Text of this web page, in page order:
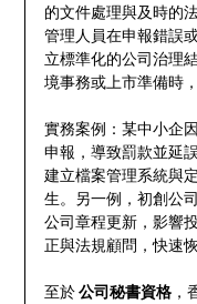
的文件處理與及時的
管理人員在申報錯誤
立標準化的公司治理
境事務或上市準備時
實務案例：某中小企
申報，導致罰款並延
建立檔案管理系統與
生。另一例，初創公
公司章程更新，影響
正與法規顧問，快速
至於公司秘書資格，